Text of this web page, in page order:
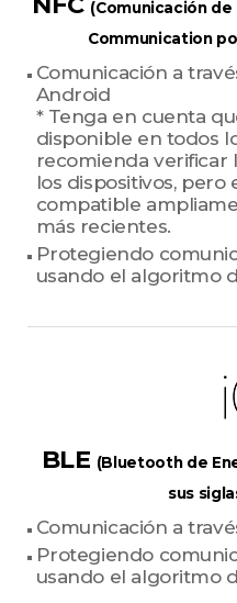
(Comunicación de
Communication
Comunicación a
Android
* Tenga en cuenta
disponible en todos
recomienda verificar
los dispositivos, pero
compatible
más recientes.
Protegiendo
usando el algoritmo
BLE (Bluetooth de
sus
Comunicación a
Protegiendo
usando el algoritmo